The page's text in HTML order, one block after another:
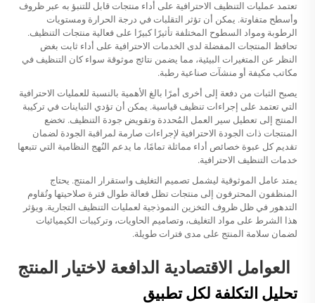
تعتمد عمليات التنظيف الاحترافية على أداء منتجات قابل للتنبؤ به عبر ظروف
وأسطح متفاوتة. يمكن أن تؤثر التقلبات في درجة الحرارة ومستويات
الرطوبة ومواد السطوح المختلفة تأثيرًا كبيرًا على فعالية منتجات التنظيف.
تحافظ المنتجات المفضلة لدى الخدمات الاحترافية على أداء ثابت بغض
النظر عن المتغيرات البيئية، مما يضمن نتائج موثوقة سواء كان التنظيف في
مكاتب مكيفة أو منشآت صناعية رطبة.
يصبح الثبات من دفعة إلى أخرى أمرًا بالغ الأهمية بالنسبة للعمليات الاحترافية
التي تعتمد على إجراءات تنظيف قياسية. يمكن أن تؤدي التباينات في تركيبة
المنتج إلى تعطيل سير العمل المُحددة وتقويض جودة التنظيف. تخضع
المنتجات ذات الجودة الاحترافية لإجراءات صارمة لمراقبة الجودة لضمان
تقديم كل عبوة خصائص أداء مماثلة تمامًا، ما يدعم النُهج النظامية التي تتبعها
خدمات التنظيف الاحترافية.
يمتد عامل الموثوقية ليشمل تصميم التغليف واستقرار المنتج. يحتاج
المنظفون المحترفون إلى منتجات تظل فعالة طوال فترة صلاحيتها وتُقاوم
التدهور في ظل ظروف التخزين النموذجية لعمليات التنظيف التجارية. ويؤثر
هذا الشرط على مواد التغليف، وتصاميم الحاويات، وتركيبات الكيميائيات
لضمان سلامة المنتج على مدى فترات طويلة.
العوامل الاقتصادية الدافعة لاختيار المنتج
تحليل التكلفة لكل تطبيق